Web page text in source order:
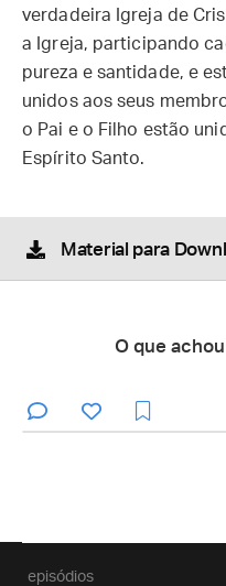
verdadeira Igreja de
a Igreja, participando
pureza e santidade, e
unidos aos seus
o Pai e o Filho estão
Espírito Santo.
Material para
O que
episódios